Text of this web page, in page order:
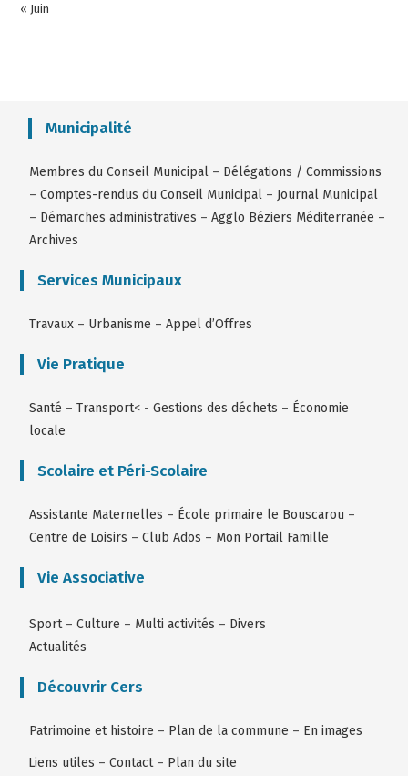
« Juin
Municipalité
Membres du Conseil Municipal – Délégations / Commissions
–Comptes-rendus du Conseil Municipal – Journal Municipal
– Démarches administratives –Agglo Béziers Méditerranée –
Archives
Services Municipaux
Travaux – Urbanisme –Appel d’Offres
Vie Pratique
Santé –Transport< -Gestions des déchets – Économie
locale
Scolaire et Péri-Scolaire
Assistante Maternelles – École primaire le Bouscarou –
Centre de Loisirs –Club Ados – Mon Portail Famille
Vie Associative
Sport –Culture – Multi activités – Divers
Actualités
Découvrir Cers
Patrimoine et histoire – Plan de la commune – En images
Liens utiles –Contact– Plan du site